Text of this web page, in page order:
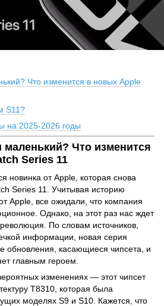
Что изменится в новых Apple
S11?
на 2025-2026 годы
Что изменится
Series 11
новинка от Apple, которая снова
Series 11. Учитывая историю
Apple, все ожидали, что компания
Однако, на этот раз нас ждет
По словам источников,
информации, новая серия
обновления, касающиеся чипсета, и
главным героем.
изменениях — этот чипсет
T8310, которая была
моделях S9 и S10. Кажется, что